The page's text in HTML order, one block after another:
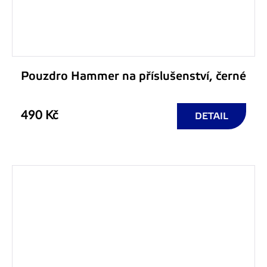
Pouzdro Hammer na příslušenství, černé
490 Kč DETAIL